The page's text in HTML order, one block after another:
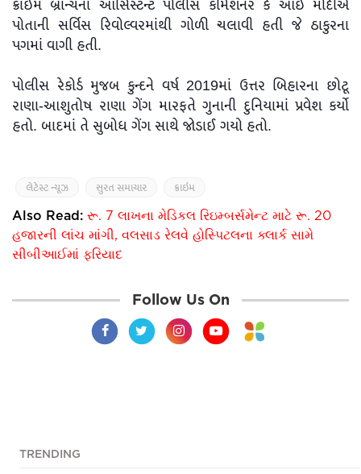
ક્રાઈમ બ્રાન્ચના આસિસ્ટન્ટ પોલીસ કમિશનર કે આઈ મોદીએ
પોતાની સર્વિસ રિવોલ્વરમાંથી ગોળી ચલાવી હતી જે ઠાકુરના
પગમાં વાગી હતી.
પોલીસ રેકોર્ડ મુજબ કુન્દને વર્ષ 2019માં ઉત્તર બિહારના છોટૂ
રાણા-આશુતોષ રાણા ગેંગ મારફતે ગુનાની દુનિયામાં પ્રવેશ કર્યો
હતો. બાદમાં તે સુબોધ ગેંગ સાથે જોડાઈ ગયો હતો.
લેટેસ્ટ ન્યૂઝ સુરત સમાચાર ક્રાઇમ
Also Read: રૂ. 7 લાખના મેડિકલ રિઇમ્બર્સમેન્ટ માટે રૂ. 20
હજારની લાંચ માંગી, વલસાડ રેલવે હોસ્પિટલના ક્લાર્ક સામે
સીબીઆઈમાં ફરિયાદ
Follow Us On
TRENDING